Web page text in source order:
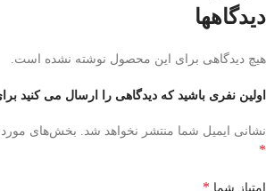
دیدگاهها
هیچ دیدگاهی برای این محصول نوشته نشده است.
اولین نفری باشید که دیدگاهی را ارسال می کنید
نشانی ایمیل شما منتشر نخواهد شد. بخش‌های
*
امتیاز شما *